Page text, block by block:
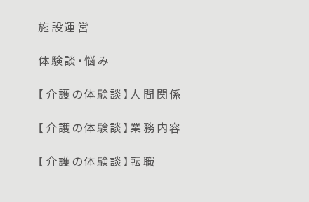
施設運営
体験談・悩み
【介護の体験談】人間関係
【介護の体験談】業務内容
【介護の体験談】転職